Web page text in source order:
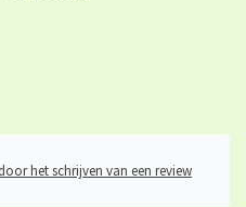
het schrijven van een review